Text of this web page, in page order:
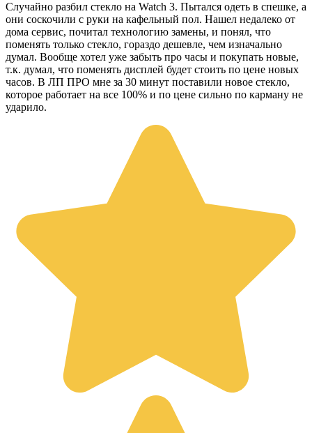
Случайно разбил стекло на Watch 3. Пытался одеть в спешке, а
они соскочили с руки на кафельный пол. Нашел недалеко от
дома сервис, почитал технологию замены, и понял, что
поменять только стекло, гораздо дешевле, чем изначально
думал. Вообще хотел уже забыть про часы и покупать новые,
т.к. думал, что поменять дисплей будет стоить по цене новых
часов. В ЛП ПРО мне за 30 минут поставили новое стекло,
которое работает на все 100% и по цене сильно по карману не
ударило.